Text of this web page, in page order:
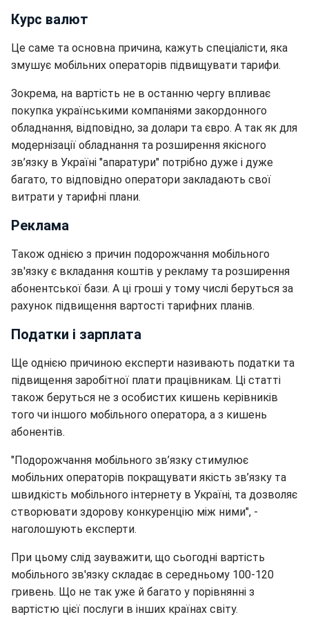
Курс валют
Це саме та основна причина, кажуть спеціалісти, яка
змушує мобільних операторів підвищувати тарифи.
Зокрема, на вартість не в останню чергу впливає
покупка українськими компаніями закордонного
обладнання, відповідно, за долари та євро. А так як для
модернізації обладнання та розширення якісного
зв’язку в Україні "апаратури" потрібно дуже і дуже
багато, то відповідно оператори закладають свої
витрати у тарифні плани.
Реклама
Також однією з причин подорожчання мобільного
зв'язку є вкладання коштів у рекламу та розширення
абонентської бази. А ці гроші у тому числі беруться за
рахунок підвищення вартості тарифних планів.
Податки і зарплата
Ще однією причиною експерти називають податки та
підвищення заробітної плати працівникам. Ці статті
також беруться не з особистих кишень керівників
того чи іншого мобільного оператора, а з кишень
абонентів.
"Подорожчання мобільного зв’язку стимулює
мобільних операторів покращувати якість зв’язку та
швидкість мобільного інтернету в Україні, та дозволяє
створювати здорову конкуренцію між ними", -
наголошують експерти.
При цьому слід зауважити, що сьогодні вартість
мобільного зв'язку складає в середньому 100-120
гривень. Що не так уже й багато у порівнянні з
вартістю цієї послуги в інших країнах світу.